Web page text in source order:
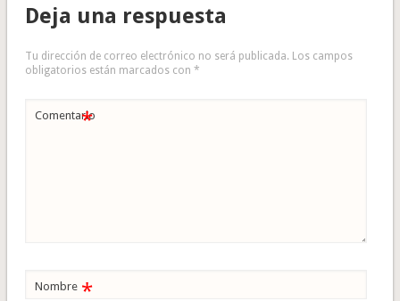
Deja una respuesta
Tu dirección de correo electrónico no será publicada. Los campos
obligatorios están marcados con *
Comentario
*
Nombre *